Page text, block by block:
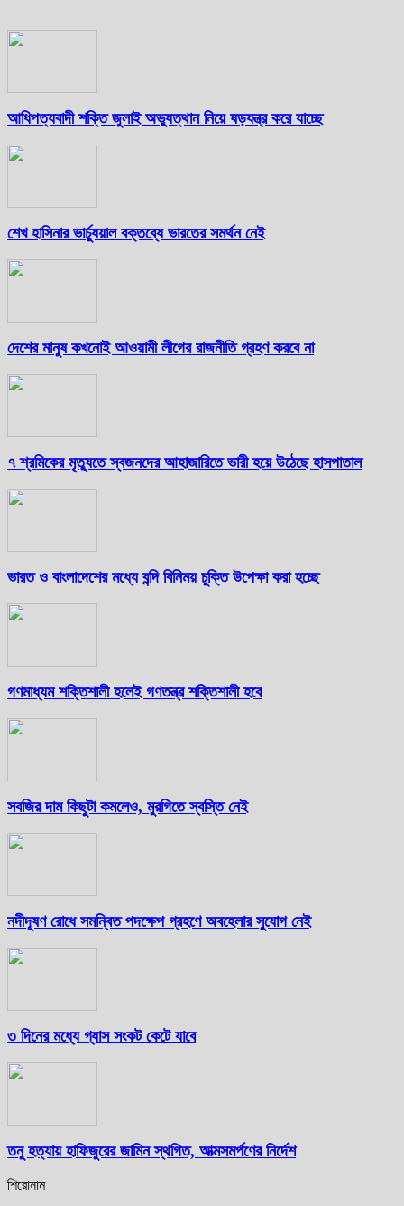
আধিপত্যবাদী শক্তি জুলাই অভ্যুত্থান নিয়ে ষড়যন্ত্র করে যাচ্ছে
শেখ হাসিনার ভার্চ্যুয়াল বক্তব্যে ভারতের সমর্থন নেই
দেশের মানুষ কখনোই আওয়ামী লীগের রাজনীতি গ্রহণ করবে না
৭ শ্রমিকের মৃত্যুতে স্বজনদের আহাজারিতে ভারী হয়ে উঠেছে হাসপাতাল
ভারত ও বাংলাদেশের মধ্যে বন্দি বিনিময় চুক্তি উপেক্ষা করা হচ্ছে
গণমাধ্যম শক্তিশালী হলেই গণতন্ত্র শক্তিশালী হবে
সবজির দাম কিছুটা কমলেও, মুরগিতে স্বস্তি নেই
নদীদূষণ রোধে সমন্বিত পদক্ষেপ গ্রহণে অবহেলার সুযোগ নেই
৩ দিনের মধ্যে গ্যাস সংকট কেটে যাবে
তনু হত্যায় হাফিজুরের জামিন স্থগিত, আত্মসমর্পণের নির্দেশ
শিরোনাম